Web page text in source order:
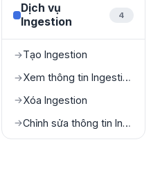
Dịch vụ
Ingestion
4
→Tạo Ingestion
→ Xem thông tin Ingestion
→Xóa Ingestion
→ Chỉnh sửa thông tin Ingestion